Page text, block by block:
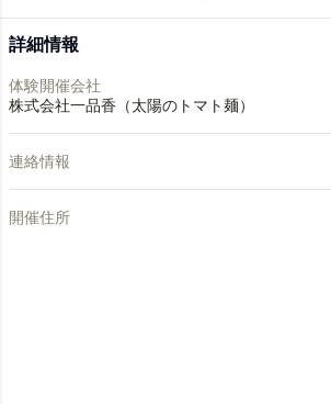
詳細情報
体験開催会社
株式会社一品香（太陽のトマト麺）
連絡情報
開催住所